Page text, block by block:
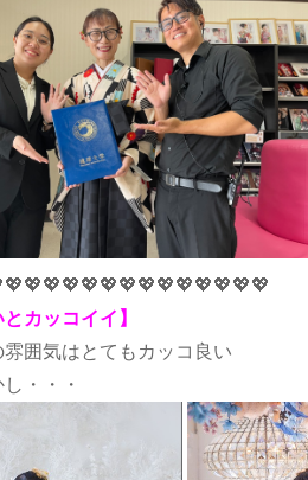
とカッコイイ】
雰囲気はとてもカッコ良い
・・・